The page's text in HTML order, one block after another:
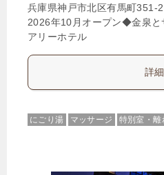
兵庫県神戸市北区有馬町351-2
2026年10月オープン◆金泉
アリーホテル
詳細
にごり湯 マッサージ 特別室・離